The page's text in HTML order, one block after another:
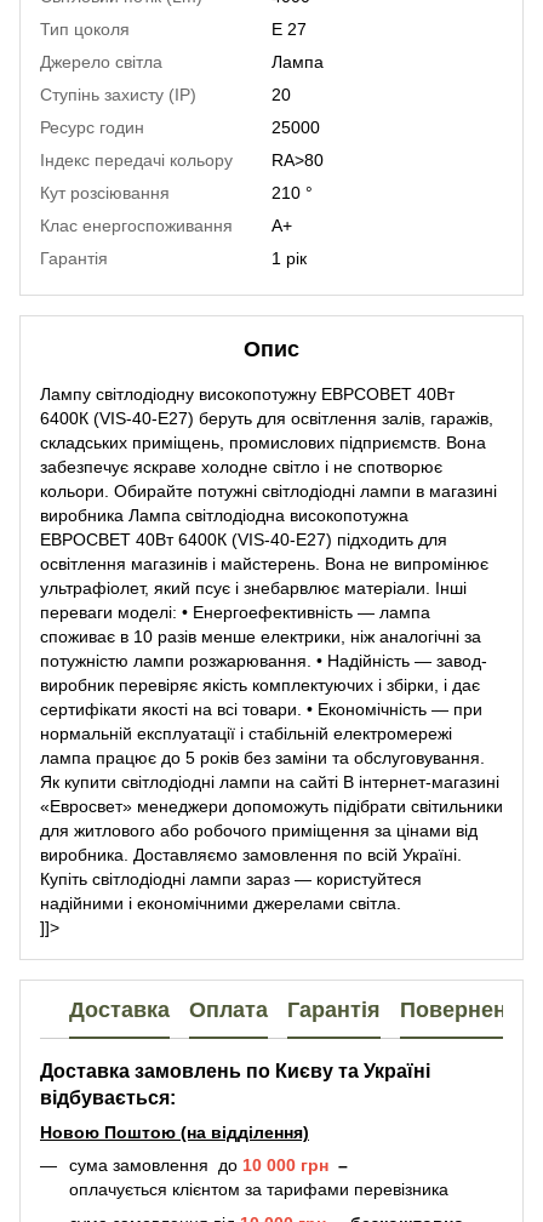
Тип цоколя
E 27
Джерело світла
Лампа
Ступінь захисту (IP)
20
Ресурс годин
25000
Індекс передачі кольору
RA>80
Кут розсіювання
210 °
Клас енергоспоживання
A+
Гарантія
1 рік
Опис
Лампу світлодіодну високопотужну ЕВРСОВЕТ 40Вт
6400К (VIS-40-E27) беруть для освітлення залів, гаражів,
складських приміщень, промислових підприємств. Вона
забезпечує яскраве холодне світло і не спотворює
кольори. Обирайте потужні світлодіодні лампи в магазині
виробника Лампа світлодіодна високопотужна
ЕВРОСВЕТ 40Вт 6400К (VIS-40-E27) підходить для
освітлення магазинів і майстерень. Вона не випромінює
ультрафіолет, який псує і знебарвлює матеріали. Інші
переваги моделі: • Енергоефективність — лампа
споживає в 10 разів менше електрики, ніж аналогічні за
потужністю лампи розжарювання. • Надійність — завод-
виробник перевіряє якість комплектуючих і збірки, і дає
сертифікати якості на всі товари. • Економічність — при
нормальній експлуатації і стабільній електромережі
лампа працює до 5 років без заміни та обслуговування.
Як купити світлодіодні лампи на сайті В інтернет-магазині
«Евросвет» менеджери допоможуть підібрати світильники
для житлового або робочого приміщення за цінами від
виробника. Доставляємо замовлення по всій Україні.
Купіть світлодіодні лампи зараз — користуйтеся
надійними і економічними джерелами світла.
]]>
Доставка Оплата Гарантія Повернення
Доставка замовлень по Києву та Україні
відбувається:
Новою Поштою (на відділення)
сума замовлення до 10 000 грн –
оплачується клієнтом за тарифами перевізника